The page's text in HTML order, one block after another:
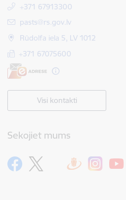
+371 67913300
E-pasts:
pasts@rs.gov.lv
Rūdolfa iela 5, LV 1012
+371 67075600
Visi kontakti
Sekojiet mums